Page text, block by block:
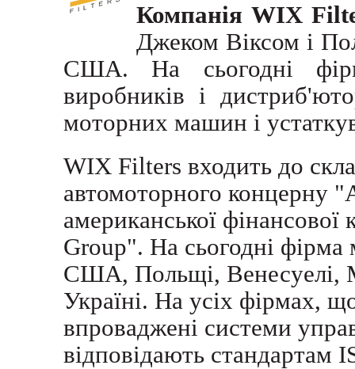
Компанія WIX
Джеком Віксом і
США. На сьогодні
виробників і
моторних машин і
WIX Filters входить до
автомоторного концерну
американської фінансової
Group". На сьогодні фірма
США, Польщі, Венесуелі,
Україні. На усіх фірмах,
впроваджені системи
відповідають стандартам